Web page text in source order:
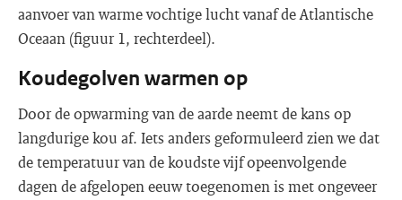
aanvoer van warme vochtige lucht vanaf de Atlantische
Oceaan (figuur 1, rechterdeel).
Koudegolven warmen op
Door de opwarming van de aarde neemt de kans op
langdurige kou af. Iets anders geformuleerd zien we dat
de temperatuur van de koudste vijf opeenvolgende
dagen de afgelopen eeuw toegenomen is met ongeveer